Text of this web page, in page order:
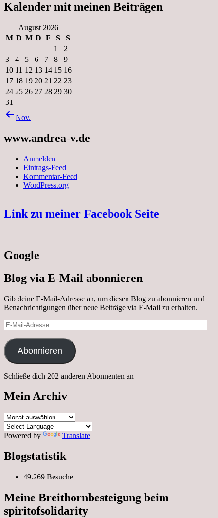
Kalender mit meinen Beiträgen
August 2026
M D M D F S
S
1
2
3
4 5 6 7 8
9
10 11 12 13 14 15 16
17 18 19 20 21 22 23
24 25 26 27 28 29 30
31
Nov.
www.andrea-v.de
Anmelden
Eintrags-Feed
Kommentar-Feed
WordPress.org
Link zu meiner Facebook Seite
Google
Blog via E-Mail abonnieren
Gib deine E-Mail-Adresse an, um diesen Blog zu abonnieren und
Benachrichtigungen über neue Beiträge via E-Mail zu erhalten.
E-
Mail-
Adresse
Abonnieren
Schließe dich 202 anderen Abonnenten an
Mein Archiv
Mein
Archiv
Powered by
Translate
Blogstatistik
49.269 Besuche
Meine Breithornbesteigung beim
spiritofsolidarity